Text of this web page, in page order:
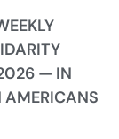
— IN
AMERICANS